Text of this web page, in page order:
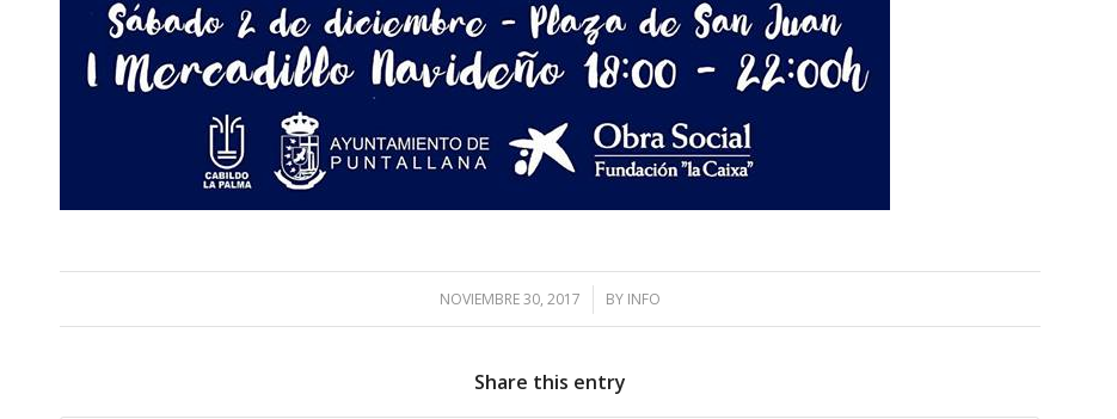
NOVIEMBRE 30, 2017
/ BY INFO
Share this entry